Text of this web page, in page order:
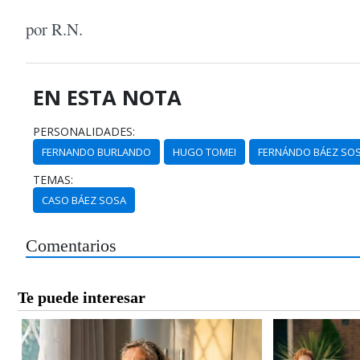
por R.N.
EN ESTA NOTA
PERSONALIDADES:
FERNANDO BURLANDO HUGO TOMEI FERNÁNDO BÁEZ
TEMAS:
CASO BÁEZ SOSA
Comentarios